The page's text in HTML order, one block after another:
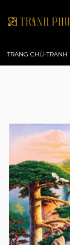
TRANH
TRANH
TRANH HOA
TRANG CHỦ-